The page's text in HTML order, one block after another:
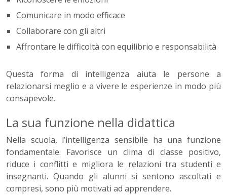
Comunicare in modo efficace
Collaborare con gli altri
Affrontare le difficoltà con equilibrio e responsabilità
Questa forma di intelligenza aiuta le persone a
relazionarsi meglio e a vivere le esperienze in modo più
consapevole.
La sua funzione nella didattica
Nella scuola, l’intelligenza sensibile ha una funzione
fondamentale. Favorisce un clima di classe positivo,
riduce i conflitti e migliora le relazioni tra studenti e
insegnanti. Quando gli alunni si sentono ascoltati e
compresi, sono più motivati ad apprendere.